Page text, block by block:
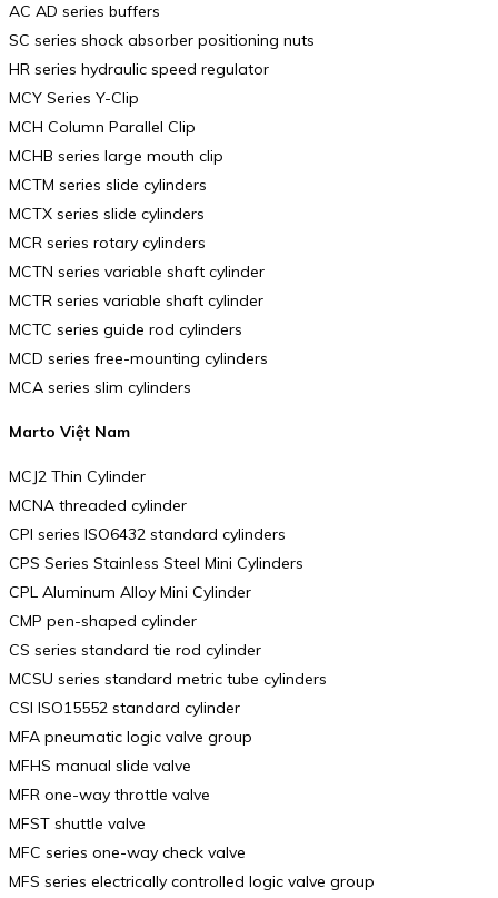
AC AD series buffers
SC series shock absorber positioning nuts
HR series hydraulic speed regulator
MCY Series Y-Clip
MCH Column Parallel Clip
MCHB series large mouth clip
MCTM series slide cylinders
MCTX series slide cylinders
MCR series rotary cylinders
MCTN series variable shaft cylinder
MCTR series variable shaft cylinder
MCTC series guide rod cylinders
MCD series free-mounting cylinders
MCA series slim cylinders
Marto Việt Nam
MCJ2 Thin Cylinder
MCNA threaded cylinder
CPI series ISO6432 standard cylinders
CPS Series Stainless Steel Mini Cylinders
CPL Aluminum Alloy Mini Cylinder
CMP pen-shaped cylinder
CS series standard tie rod cylinder
MCSU series standard metric tube cylinders
CSI ISO15552 standard cylinder
MFA pneumatic logic valve group
MFHS manual slide valve
MFR one-way throttle valve
MFST shuttle valve
MFC series one-way check valve
MFS series electrically controlled logic valve group